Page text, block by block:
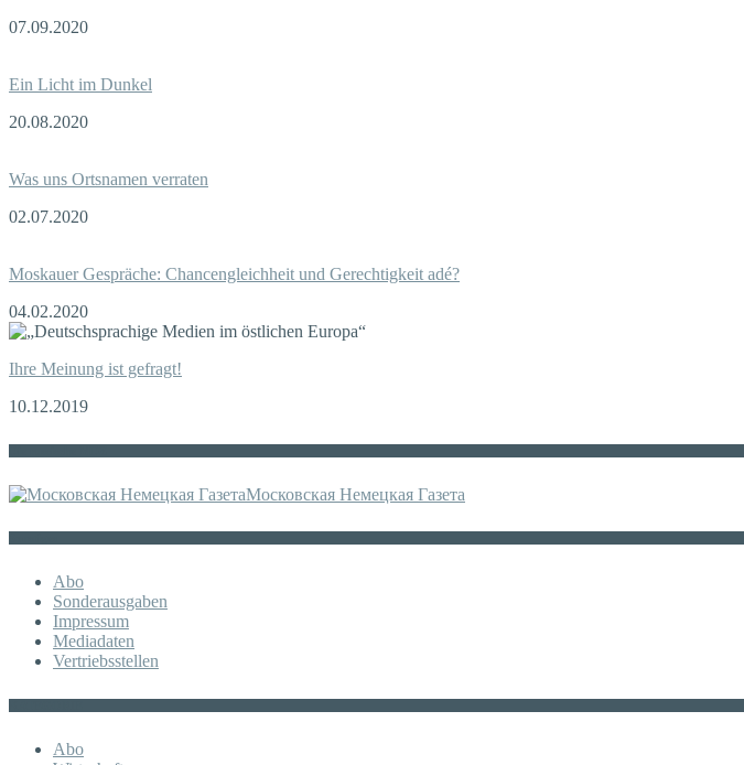
07.09.2020
Ein Licht im Dunkel
20.08.2020
Was uns Ortsnamen verraten
02.07.2020
Moskauer Gespräche: Chancengleichheit und Gerechtigkeit adé?
04.02.2020
Ihre Meinung ist gefragt!
10.12.2019
Московская Немецкая Газета
Abo
Sonderausgaben
Impressum
Mediadaten
Vertriebsstellen
Abo